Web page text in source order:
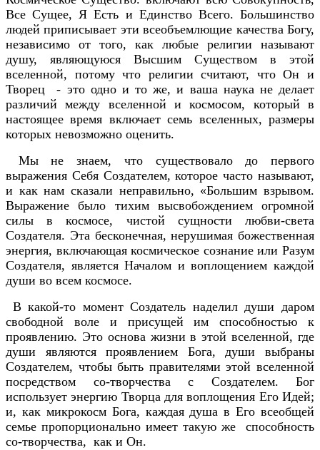
Все Сущее, Я Есть и Единство Всего. Большинство
людей приписывает эти всеобъемлющие качества Богу,
независимо от того, как любые религии называют
душу, являющуюся Высшим Существом в этой
вселенной, потому что религии считают, что Он и
Творец - это одно и то же, и ваша наука не делает
различий между вселенной и космосом, который в
настоящее время включает семь вселенных, размеры
которых невозможно оценить.
Мы не знаем, что существовало до первого
выражения Себя Создателем, которое часто называют,
и как нам сказали неправильно, «Большим взрывом.
Выражение было тихим высвобождением огромной
силы в космосе, чистой сущности любви-света
Создателя. Эта бесконечная, нерушимая божественная
энергия, включающая космическое сознание или Разум
Создателя, является Началом и воплощением каждой
души во всем космосе.
В какой-то момент Создатель наделил души даром
свободной воле и присущей им способностью к
проявлению. Это основа жизни в этой вселенной, где
души являются проявлением Бога, души выбраны
Создателем, чтобы быть правителями этой вселенной
посредством со-творчества с Создателем. Бог
использует энергию Творца для воплощения Его Идей;
и, как микрокосм Бога, каждая душа в Его всеобщей
семье пропорционально имеет такую же способность
со-творчества, как и Он.